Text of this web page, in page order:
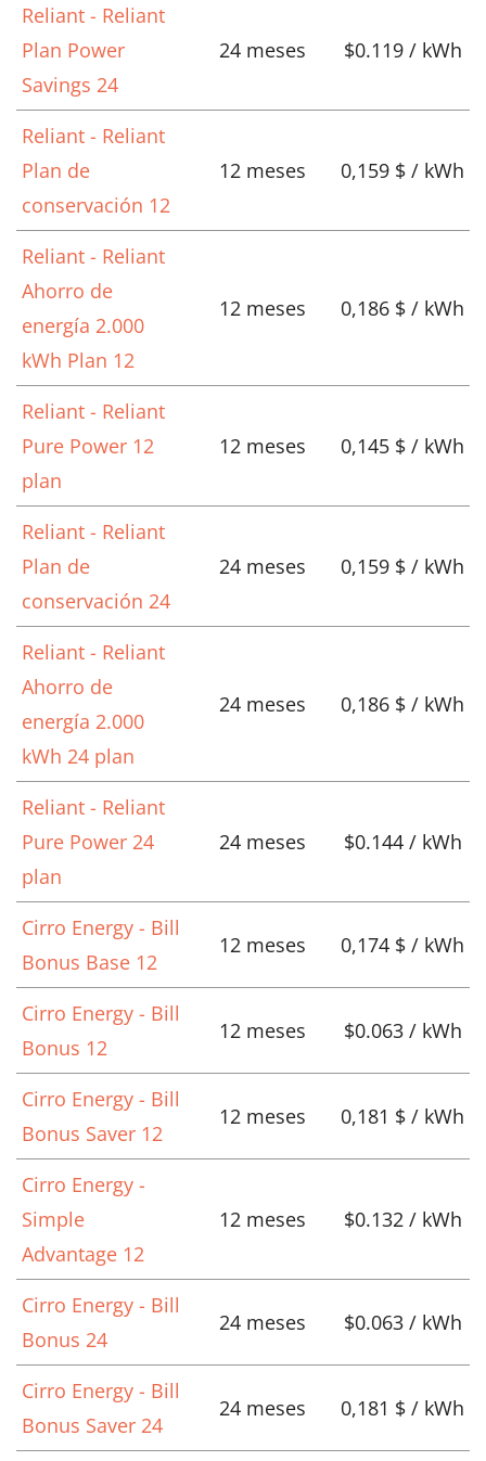
Reliant - Reliant
Plan Power
Savings 24
24 meses $0.119 / kWh
Reliant - Reliant
Plan de
conservación 12
12 meses 0,159 $ / kWh
Reliant - Reliant
Ahorro de
energía 2.000
kWh Plan 12
12 meses 0,186 $ / kWh
Reliant - Reliant
Pure Power 12
plan
12 meses 0,145 $ / kWh
Reliant - Reliant
Plan de
conservación 24
24 meses 0,159 $ / kWh
Reliant - Reliant
Ahorro de
energía 2.000
kWh 24 plan
24 meses 0,186 $ / kWh
Reliant - Reliant
Pure Power 24
plan
24 meses $0.144 / kWh
Cirro Energy - Bill
Bonus Base 12
12 meses 0,174 $ / kWh
Cirro Energy - Bill
Bonus 12
12 meses $0.063 / kWh
Cirro Energy - Bill
Bonus Saver 12
12 meses 0,181 $ / kWh
Cirro Energy -
Simple
Advantage 12
12 meses $0.132 / kWh
Cirro Energy - Bill
Bonus 24
24 meses $0.063 / kWh
Cirro Energy - Bill
Bonus Saver 24
24 meses 0,181 $ / kWh